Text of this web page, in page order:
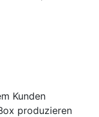
Kunden
produzieren